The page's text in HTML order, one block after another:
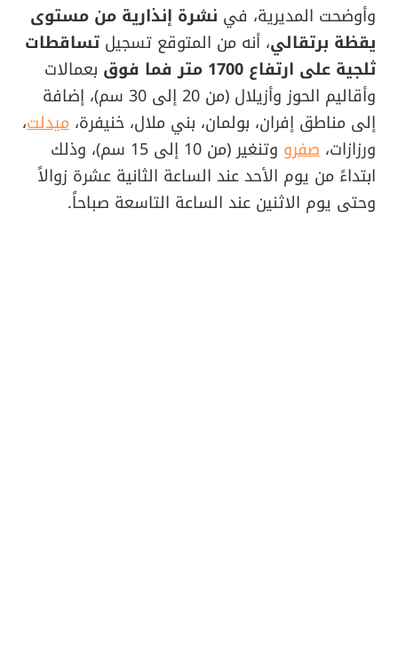
وأوضحت المديرية، في نشرة إنذارية من مستوى
يقظة برتقالي، أنه من المتوقع تسجيل تساقطات
ثلجية على ارتفاع 1700 متر فما فوق
بعمالات
وأقاليم الحوز وأزيلال (من 20 إلى 30 سم)، إضافة
إلى مناطق إفران، بولمان، بني ملال، خنيفرة، ميدلت،
ورزازات، صفرو
وتنغير (من 10 إلى 15 سم)، وذلك
ابتداءً من يوم الأحد عند الساعة الثانية عشرة زوالاً
وحتى يوم الاثنين عند الساعة التاسعة صباحاً.